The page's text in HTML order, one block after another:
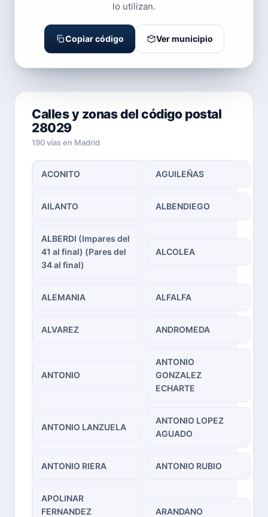
lo utilizan.
Copiar código Ver municipio
Calles y zonas del código postal
28029
190 vías en Madrid
ACONITO AGUILEÑAS
AILANTO ALBENDIEGO
ALBERDI (Impares del
41 al final) (Pares del
34 al final)
ALCOLEA
ALEMANIA ALFALFA
ALVAREZ ANDROMEDA
ANTONIO
ANTONIO
GONZALEZ
ECHARTE
ANTONIO LANZUELA
ANTONIO LOPEZ
AGUADO
ANTONIO RIERA ANTONIO RUBIO
APOLINAR
FERNANDEZ
ARANDANO